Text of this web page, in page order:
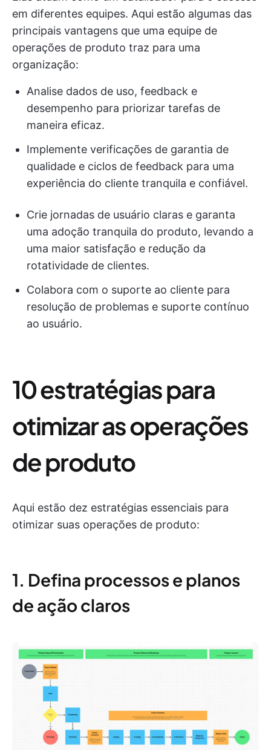
em diferentes equipes. Aqui estão algumas das
principais vantagens que uma equipe de
operações de produto traz para uma
organização:
Analise dados de uso, feedback e
desempenho para priorizar tarefas de
maneira eficaz.
Implemente verificações de garantia de
qualidade e ciclos de feedback para uma
experiência do cliente tranquila e confiável.
Crie jornadas de usuário claras e garanta
uma adoção tranquila do produto, levando a
uma maior satisfação e redução da
rotatividade de clientes.
Colabora com o suporte ao cliente para
resolução de problemas e suporte contínuo
ao usuário.
10 estratégias para
otimizar as operações
de produto
Aqui estão dez estratégias essenciais para
otimizar suas operações de produto:
1. Defina processos e planos
de ação claros